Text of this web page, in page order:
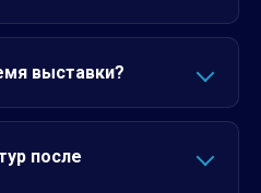
выставки?
после